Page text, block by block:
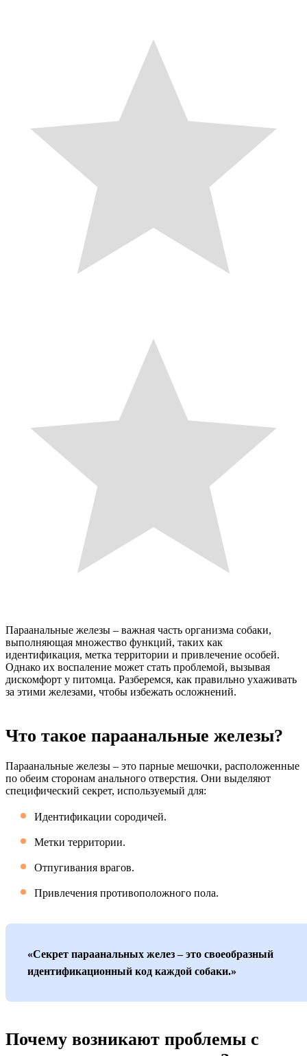
Параанальные железы – важная часть организма собаки,
выполняющая множество функций, таких как
идентификация, метка территории и привлечение особей.
Однако их воспаление может стать проблемой, вызывая
дискомфорт у питомца. Разберемся, как правильно ухаживать
за этими железами, чтобы избежать осложнений.
Что такое параанальные железы?
Параанальные железы – это парные мешочки, расположенные
по обеим сторонам анального отверстия. Они выделяют
специфический секрет, используемый для:
Идентификации сородичей.
Метки территории.
Отпугивания врагов.
Привлечения противоположного пола.
«Секрет параанальных желез – это своеобразный
идентификационный код каждой собаки.»
Почему возникают проблемы с